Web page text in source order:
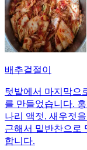
배추겉절이
텃밭에서 마지막으
를 만들었습니다.
나리 액젓. 새우젓
근해서 밑반찬으로
합니다.